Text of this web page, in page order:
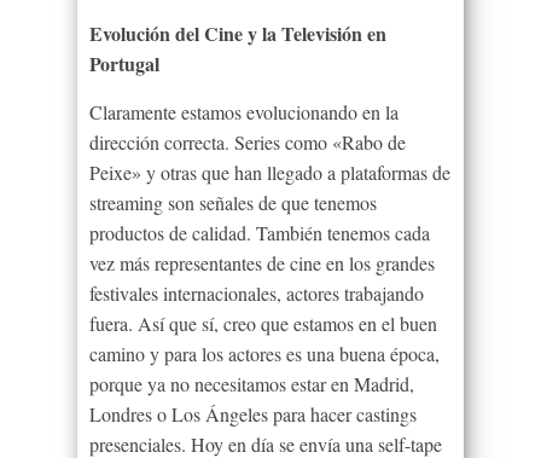
Evolución del Cine y la Televisión en
Portugal
Claramente estamos evolucionando en la
dirección correcta. Series como «Rabo de
Peixe» y otras que han llegado a plataformas de
streaming son señales de que tenemos
productos de calidad. También tenemos cada
vez más representantes de cine en los grandes
festivales internacionales, actores trabajando
fuera. Así que sí, creo que estamos en el buen
camino y para los actores es una buena época,
porque ya no necesitamos estar en Madrid,
Londres o Los Ángeles para hacer castings
presenciales. Hoy en día se envía una self-tape